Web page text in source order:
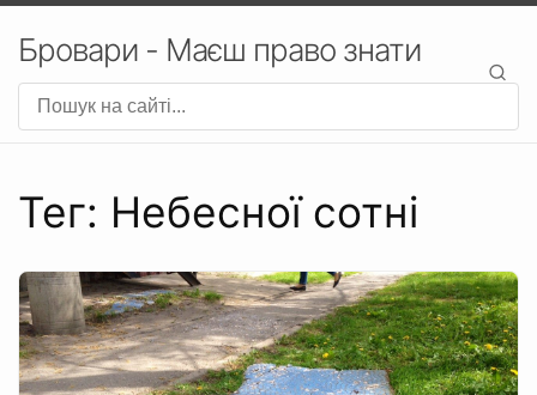
Бровари - Маєш право знати
Тег: Небесної сотні